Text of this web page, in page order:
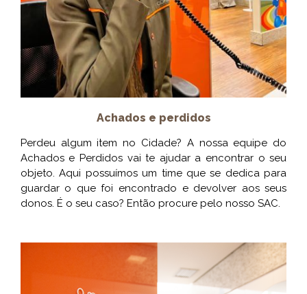
Achados e perdidos
Perdeu algum item no Cidade? A nossa equipe do
Achados e Perdidos vai te ajudar a encontrar o seu
objeto. Aqui possuímos um time que se dedica para
guardar o que foi encontrado e devolver aos seus
donos. É o seu caso? Então procure pelo nosso SAC.